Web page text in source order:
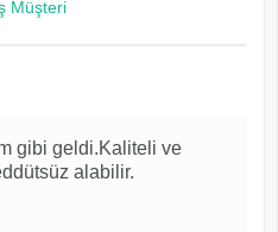
Müşteri
gibi geldi.Kaliteli ve
alabilir.